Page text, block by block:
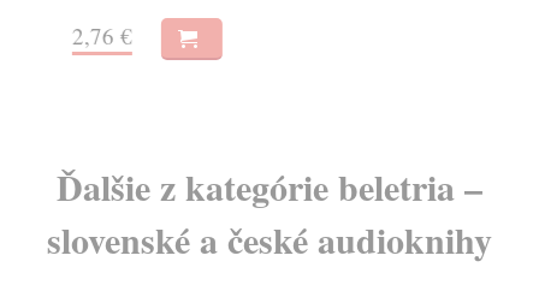
2,76 €
Ďalšie z kategórie beletria –
slovenské a české audioknihy